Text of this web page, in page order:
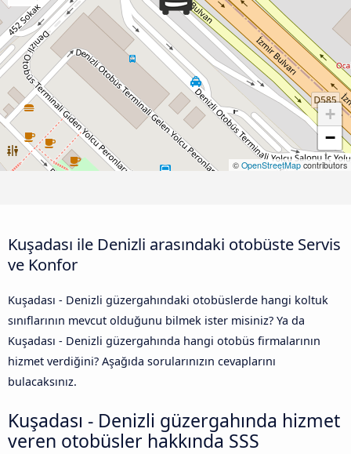
+
−
© OpenStreetMap contributors
Kuşadası ile Denizli arasındaki otobüste Servis
ve Konfor
Kuşadası - Denizli güzergahındaki otobüslerde hangi koltuk
sınıflarının mevcut olduğunu bilmek ister misiniz? Ya da
Kuşadası - Denizli güzergahında hangi otobüs firmalarının
hizmet verdiğini? Aşağıda sorularınızın cevaplarını
bulacaksınız.
Kuşadası - Denizli güzergahında hizmet
veren otobüsler hakkında SSS